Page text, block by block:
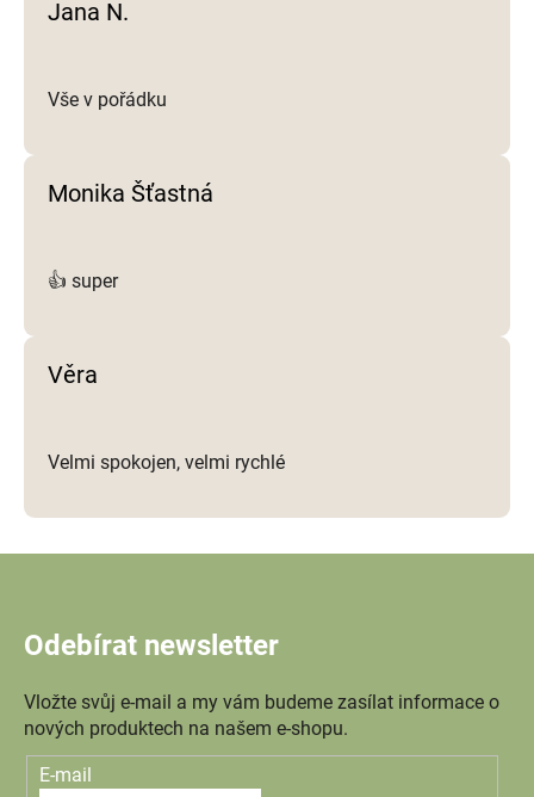
Jana N.
Vše v pořádku
Monika Šťastná
👍 super
Věra
Velmi spokojen, velmi rychlé
Odebírat newsletter
Vložte svůj e-mail a my vám budeme zasílat informace o
nových produktech na našem e-shopu.
E-mail